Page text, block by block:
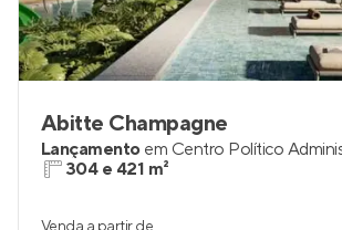
Abitte Champagne
Lançamento em Centro Político
304 e 421 m²